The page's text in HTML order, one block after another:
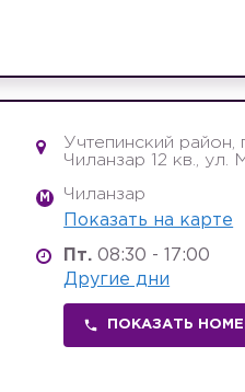
Учтепинский район,
Чиланзар 12 кв., ул.
M
Чиланзар
Показать на карте
Пт. 08:30 - 17:00
Другие дни
ПОКАЗАТЬ